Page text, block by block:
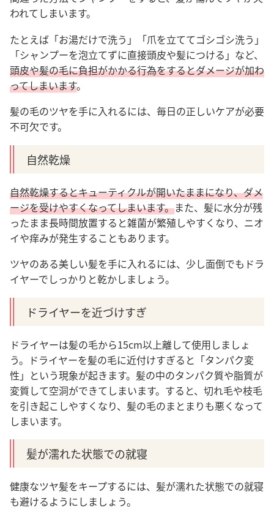
われてしまいます。
たとえば「お湯だけで洗う」「爪を立ててゴシゴシ洗う」
「シャンプーを泡立てずに直接頭皮や髪につける」など、
頭皮や髪の毛に負担がかかる行為をするとダメージが加わ
ってしまいます。
髪の毛のツヤを手に入れるには、毎日の正しいケアが必要
不可欠です。
自然乾燥
自然乾燥するとキューティクルが開いたままになり、ダメ
ージを受けやすくなってしまいます。また、髪に水分が残
ったまま長時間放置すると雑菌が繁殖しやすくなり、ニオ
イや痒みが発生することもあります。
ツヤのある美しい髪を手に入れるには、少し面倒でもドラ
イヤーでしっかりと乾かしましょう。
ドライヤーを近づけすぎ
ドライヤーは髪の毛から15cm以上離して使用しましょ
う。ドライヤーを髪の毛に近付けすぎると「タンパク変
性」という現象が起きます。髪の中のタンパク質や脂質が
変質して空洞ができてしまいます。すると、切れ毛や枝毛
を引き起こしやすくなり、髪の毛のまとまりも悪くなって
しまいます。
髪が濡れた状態での就寝
健康なツヤ髪をキープするには、髪が濡れた状態での就寝
も避けるようにしましょう。